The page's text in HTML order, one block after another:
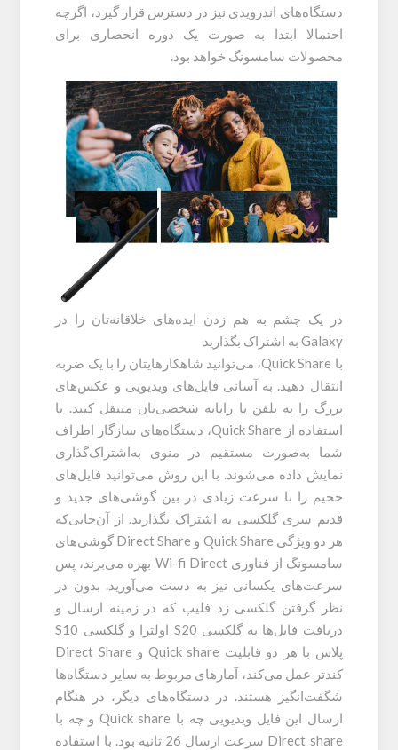
دستگاه‌های اندرویدی نیز در دسترس قرار گیرد، اگرچه
احتمالا ابتدا به صورت یک دوره انحصاری برای
محصولات سامسونگ خواهد بود.
در یک چشم به هم زدن ایده‌های خلاقانه‌تان را در
Galaxy به اشتراک بگذارید
با Quick Share، می‌توانید شاهکارهایتان را با یک ضربه
انتقال دهید. به آسانی فایل‌های ویدیویی و عکس‌های
بزرگ را به تلفن یا رایانه شخصی‌تان منتقل کنید. با
استفاده از Quick Share، دستگاه‌های سازگار اطراف
شما به‌صورت مستقیم در منوی به‌اشتراک‌گذاری
نمایش داده می‌شوند. با این روش می‌توانید فایل‌های
حجیم را با سرعت زیادی در بین گوشی‌های جدید و
قدیم سری گلکسی به اشتراک بگذارید. از آن‌جایی‌که
هر دو ویژگی Quick Share و Direct Share گوشی‌های
سامسونگ از فناوری Wi-fi Direct بهره می‌برند، پس
سرعت‌های یکسانی نیز به دست می‌آورید. بدون در
نظر گرفتن گلکسی زد فلیپ که در زمینه ارسال و
دریافت فایل‌ها به گلکسی S20 اولترا و گلکسی S10
پلاس با هر دو قابلیت Quick share و Direct Share
کندتر عمل می‌کند، آمارهای مربوط به سایر دستگاه‌ها
شگفت‌انگیز هستند. در دستگاه‌های دیگر، در هنگام
ارسال این فایل ویدیویی چه با Quick share و چه با
Direct share سرعت ارسال 26 ثانیه بود. با استفاده